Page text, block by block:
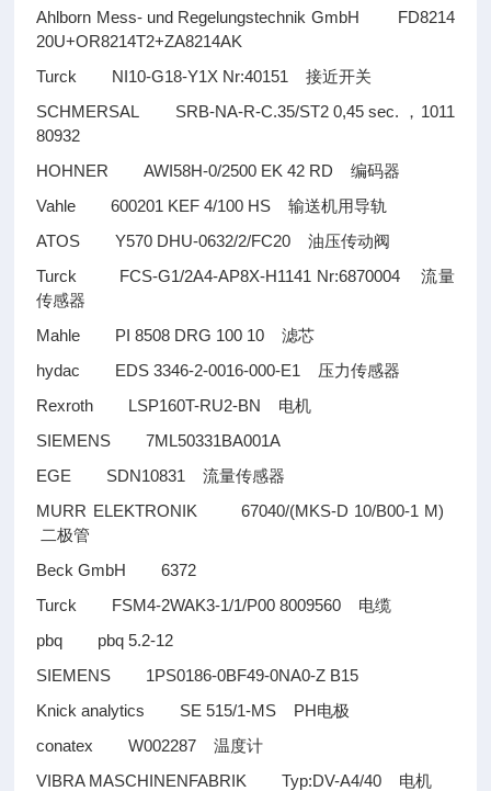
Ahlborn Mess- und Regelungstechnik GmbH FD8214
20U+OR8214T2+ZA8214AK
Turck NI10-G18-Y1X Nr:40151接近开关
SCHMERSAL SRB-NA-R-C.35/ST2 0,45 sec. ， 1011
80932
HOHNER AWI58H-0/2500 EK 42 RD编码器
Vahle 600201 KEF 4/100 HS输送机用导轨
ATOS Y570 DHU-0632/2/FC20油压传动阀
Turck FCS-G1/2A4-AP8X-H1141 Nr:6870004 流量
传感器
Mahle PI 8508 DRG 100 10滤芯
hydac EDS 3346-2-0016-000-E1 压力传感器
Rexroth LSP160T-RU2-BN 电机
SIEMENS 7ML50331BA001A
EGE SDN10831流量传感器
MURR ELEKTRONIK 67040/(MKS-D 10/B00-1 M)
二极管
Beck GmbH 6372
Turck FSM4-2WAK3-1/1/P00 8009560 电缆
pbq pbq 5.2-12
SIEMENS 1PS0186-0BF49-0NA0-Z B15
Knick analytics SE 515/1-MS PH电极
conatex W002287温度计
VIBRA MASCHINENFABRIK Typ:DV-A4/40 电机